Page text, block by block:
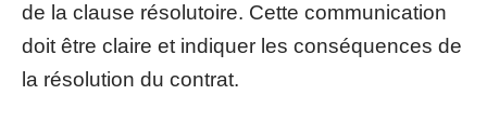
de la clause résolutoire. Cette communication
doit être claire et indiquer les conséquences de
la résolution du contrat.